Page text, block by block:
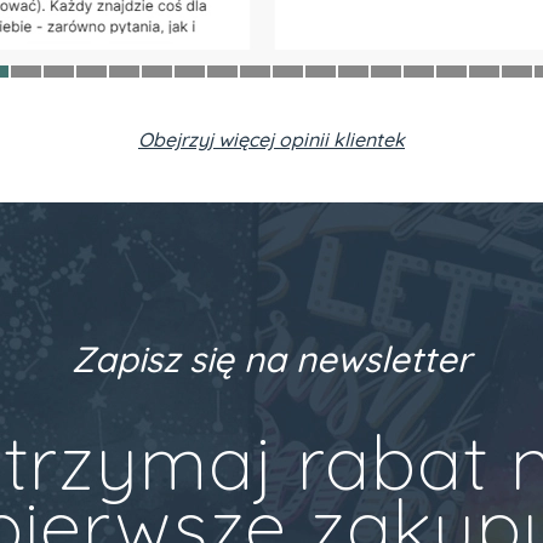
Obejrzyj więcej opinii klientek
Zapisz się na newsletter
rabat